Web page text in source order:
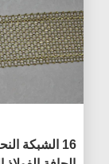
16 الشبكة